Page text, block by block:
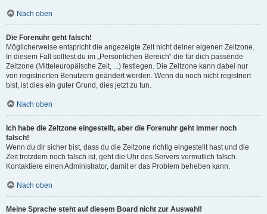
Nach oben
Die Forenuhr geht falsch!
Möglicherweise entspricht die angezeigte Zeit nicht deiner eigenen Zeitzone.
In diesem Fall solltest du im „Persönlichen Bereich“ die für dich passende
Zeitzone (Mitteleuropäische Zeit, ...) festlegen. Die Zeitzone kann dabei nur
von registrierten Benutzern geändert werden. Wenn du noch nicht registriert
bist, ist dies ein guter Grund, dies jetzt zu tun.
Nach oben
Ich habe die Zeitzone eingestellt, aber die Forenuhr geht immer noch
falsch!
Wenn du dir sicher bist, dass du die Zeitzone richtig eingestellt hast und die
Zeit trotzdem noch falsch ist, geht die Uhr des Servers vermutlich falsch.
Kontaktiere einen Administrator, damit er das Problem beheben kann.
Nach oben
Meine Sprache steht auf diesem Board nicht zur Auswahl!